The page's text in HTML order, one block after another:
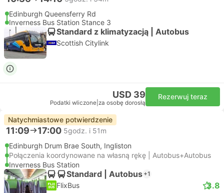
Edinburgh Queensferry Rd
Inverness Bus Station Stance 3
Standard z klimatyzacją | Autobus
Scottish Citylink
USD 39
Podatki wliczone za osobę dorosłą
Rezerwuj teraz
Natychmiastowe potwierdzenie
11:09 17:00 5godz. i 51m
Edinburgh Drum Brae South, Ingliston
Połączenia koordynowane na własną rękę | Autobus+Autobus
Inverness Bus Station
Standard | Autobus +1
FlixBus 3.8